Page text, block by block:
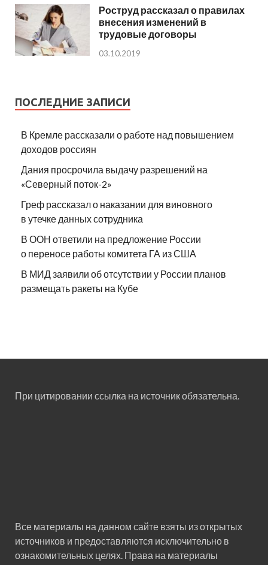
Роструд рассказал о правилах
внесения изменений в
трудовые договоры
03.10.2019
ПОСЛЕДНИЕ ЗАПИСИ
В Кремле рассказали о работе над повышением
доходов россиян
Дания просрочила выдачу разрешений на
«Северный поток-2»
Греф рассказал о наказании для виновного
в утечке данных сотрудника
В ООН ответили на предложение России
о переносе работы комитета ГА из США
В МИД заявили об отсутствии у России планов
размещать ракеты на Кубе
При цитировании ссылка на источник обязательна.
Все материалы на данном сайте взяты из открытых
источников и предоставляются исключительно в
ознакомительных целях. Права на материалы